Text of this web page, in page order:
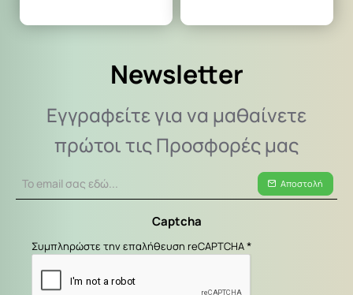
Newsletter
Εγγραφείτε για να μαθαίνετε
πρώτοι τις Προσφορές μας
email
Αποστολή
Captcha
Συμπληρώστε την επαλήθευση reCAPTCHA